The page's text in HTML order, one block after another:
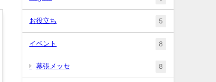
お役立ち 5
イベント 8
幕張メッセ 8